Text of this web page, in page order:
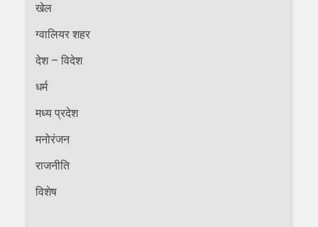
खेल
ग्वालियर शहर
देश – विदेश
धर्म
मध्य प्रदेश
मनोरंजन
राजनीति
विशेष